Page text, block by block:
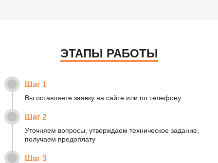
ЭТАПЫ РАБОТЫ
Шаг 1
Вы оставляете заявку на сайте или по телефону
Шаг 2
Уточняем вопросы, утверждаем техническое задание,
получаем предоплату
Шаг 3